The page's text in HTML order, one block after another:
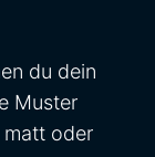
du dein
Muster
matt oder